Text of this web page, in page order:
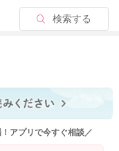
検索する
アプリで今すぐ相談／